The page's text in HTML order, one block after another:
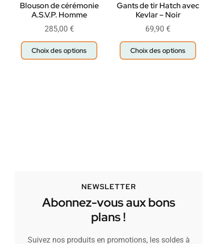
Blouson de cérémonie
A.S.V.P. Homme
285,00 €
Choix des options
Gants de tir Hatch avec
Kevlar – Noir
69,90 €
Choix des options
NEWSLETTER
Abonnez-vous aux bons
plans !
Suivez nos produits en promotions, les soldes à